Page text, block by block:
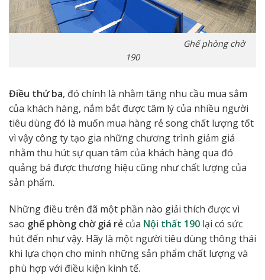
Ghế phòng chờ
190
Điều thứ ba, đó chính là nhằm tăng nhu cầu mua sắm
của khách hàng, nắm bắt được tâm lý của nhiều người
tiêu dùng đó là muốn mua hàng rẻ song chất lượng tốt
vì vậy công ty tạo gia những chương trình giảm giá
nhằm thu hút sự quan tâm của khách hàng qua đó
quảng bá được thương hiệu cũng như chất lượng của
sản phẩm.
Những điều trên đã một phần nào giải thích được vì
sao ghế phòng chờ giá rẻcủa Nội thất 190 lại có sức
hút đến như vậy. Hãy là một người tiêu dùng thông thái
khi lựa chọn cho mình những sản phẩm chất lượng và
phù hợp với điều kiện kinh tế.